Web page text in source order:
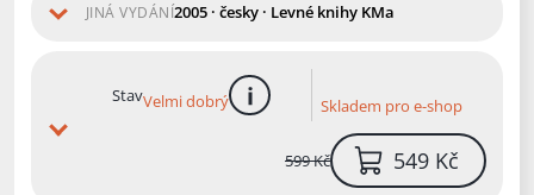
JINÁ VYDÁNÍ2005 · česky · Levné knihy KMa
StavVelmi dobrý více informacíSkladem pro e-shop
599 Kč 549 Kč